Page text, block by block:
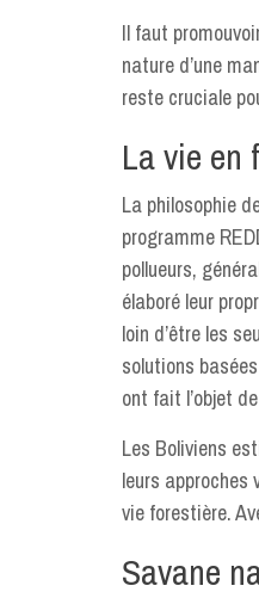
Il faut
nature d’une
reste cruciale
La vie en
La philosophie
programme
pollueurs,
élaboré leur
loin d’être les
solutions
ont fait l’objet
Les Boliviens
leurs
vie forestière.
Savane